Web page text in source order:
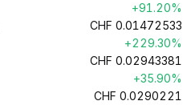
+91.20%
CHF 0.01472533
+229.30%
CHF 0.02943381
+35.90%
CHF 0.0290221